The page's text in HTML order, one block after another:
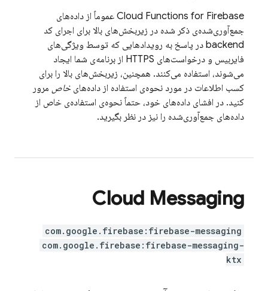
Cloud Functions for Firebase عموماً از داده‌های
جمع‌آوری‌شده‌ی ذکر شده در زیربخش‌های بالا برای اجرای کد
backend در پاسخ به رویدادهایی که توسط ویژگی‌های
فایربیس و درخواست‌های HTTPS از برنامه‌ی شما ایجاد
می‌شوند، استفاده می‌کنند. همچنین، زیربخش‌های بالا را برای
کسب اطلاعات در مورد نحوه‌ی استفاده از داده‌های خاص مرور
کنید. در افشای داده‌های خود، حتماً نحوه‌ی استفاده‌ی خاص از
داده‌های جمع‌آوری‌شده را نیز در نظر بگیرید.
Cloud Messaging
com.google.firebase:firebase-messaging
com.google.firebase:firebase-messaging-
ktx